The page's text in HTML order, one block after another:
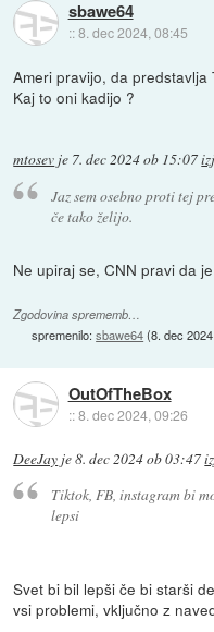
sbawe64
::8. dec 2024, 08:45
Ameri pravijo, da
Kaj to oni kadijo ?
mtosev je 7. dec 2024 ob 15:07
Jaz sem osebno proti tej
če tako želijo.
Ne upiraj se, CNN pravi da
Zgodovina sprememb…
spremenilo:sbawe64(8. dec
OutOfTheBox
::8. dec 2024, 09:26
DeeJay je8. dec 2024 ob 03:47
Tiktok, FB, instagram bi
lepsi
Svet bi bil lepši če bi starši
vsi problemi, vključno z